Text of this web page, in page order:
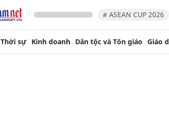
# ASEAN CUP 2026
Thời sự Kinh doanh Dân tộc và Tôn giáo Giáo